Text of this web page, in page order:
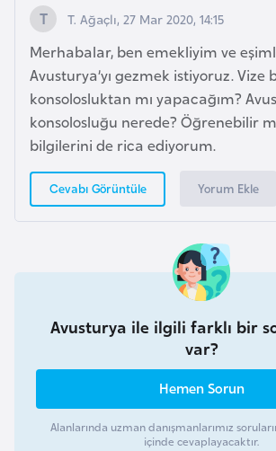
T. Ağaçlı, 27 Mar 2020, 14:15
Merhabalar, ben emekliyim ve
Avusturya’yı gezmek istiyoruz. Vize
konsolosluktan mı yapacağım?
konsolosluğu nerede? Öğrenebilir
bilgilerini de rica ediyorum.
Cevabı Görüntüle Yorum Ekle
Avusturya ile ilgili farklı bir
var?
Hemen Sorun
Alanlarında uzman danışmanlarımız
içinde cevaplayacaktır.
s
e
k
B
u
l
g
a
r